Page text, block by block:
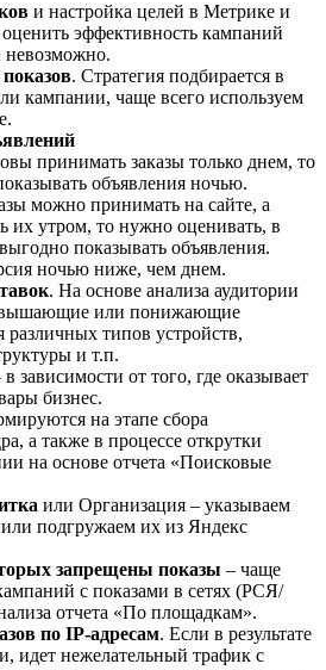
и настройка целей в Метрике и
эффективность кампаний
невозможно.
. Стратегия подбирается в
кампании, чаще всего используем
принимать заказы только днем, то
объявления ночью.
можно принимать на сайте, а
их утром, то нужно оценивать, в
показывать объявления.
ночью ниже, чем днем.
. На основе анализа аудитории
или понижающие
различных типов устройств,
и т.п.
в зависимости от того, где оказывает
бизнес.
на этапе сбора
а также в процессе открутки
на основе отчета «Поисковые
или Организация – указываем
подгружаем их из Яндекс
запрещены показы – чаще
с показами в сетях (РСЯ/
отчета «По площадкам».
по IP-адресам. Если в результате
идет нежелательный трафик с